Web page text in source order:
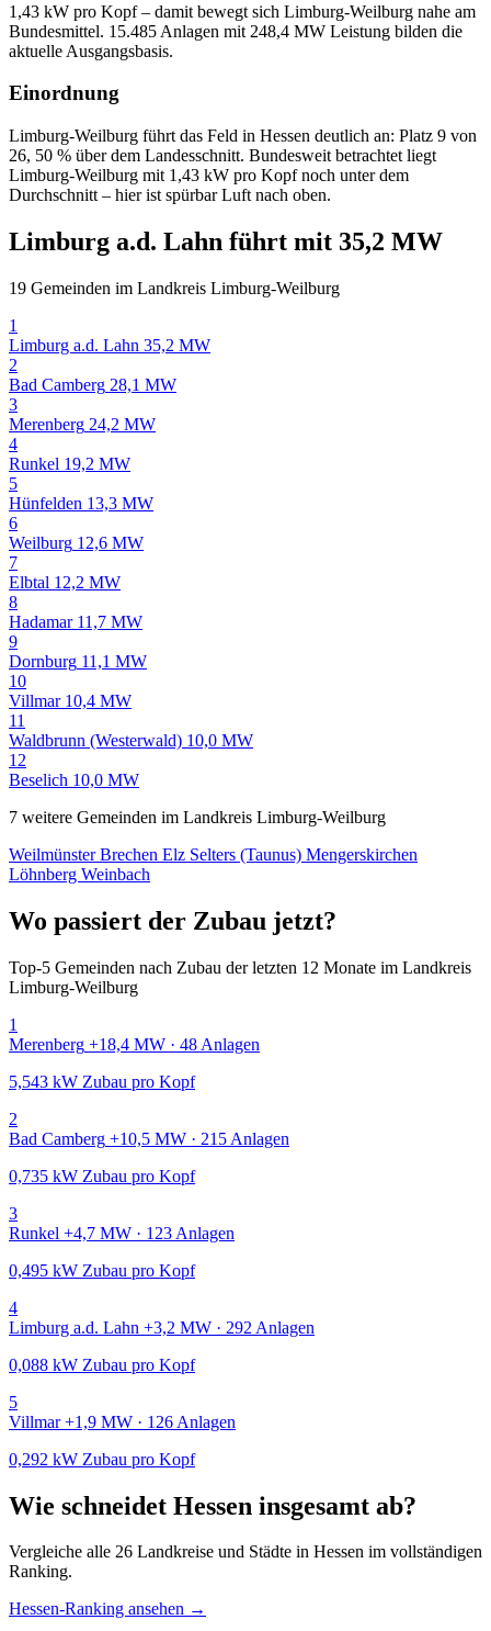
1,43 kW pro Kopf – damit bewegt sich Limburg-Weilburg nahe am
Bundesmittel. 15.485 Anlagen mit 248,4 MW Leistung bilden die
aktuelle Ausgangsbasis.
Einordnung
Limburg-Weilburg führt das Feld in Hessen deutlich an: Platz 9 von
26, 50 % über dem Landesschnitt. Bundesweit betrachtet liegt
Limburg-Weilburg mit 1,43 kW pro Kopf noch unter dem
Durchschnitt – hier ist spürbar Luft nach oben.
Limburg a.d. Lahn führt mit 35,2 MW
19 Gemeinden im Landkreis Limburg-Weilburg
1
Limburg a.d. Lahn 35,2 MW
2
Bad Camberg 28,1 MW
3
Merenberg 24,2 MW
4
Runkel 19,2 MW
5
Hünfelden 13,3 MW
6
Weilburg 12,6 MW
7
Elbtal 12,2 MW
8
Hadamar 11,7 MW
9
Dornburg 11,1 MW
10
Villmar 10,4 MW
11
Waldbrunn (Westerwald) 10,0 MW
12
Beselich 10,0 MW
7 weitere Gemeinden im Landkreis Limburg-Weilburg
WeilmünsterBrechen Elz Selters (Taunus) Mengerskirchen
Löhnberg Weinbach
Wo passiert der Zubau jetzt?
Top-5 Gemeinden nach Zubau der letzten 12 Monate im Landkreis
Limburg-Weilburg
1
Merenberg +18,4 MW · 48 Anlagen
5,543 kW Zubau pro Kopf
2
Bad Camberg +10,5 MW · 215 Anlagen
0,735 kW Zubau pro Kopf
3
Runkel +4,7 MW · 123 Anlagen
0,495 kW Zubau pro Kopf
4
Limburg a.d. Lahn +3,2 MW · 292 Anlagen
0,088 kW Zubau pro Kopf
5
Villmar +1,9 MW · 126 Anlagen
0,292 kW Zubau pro Kopf
Wie schneidet Hessen insgesamt ab?
Vergleiche alle 26 Landkreise und Städte in Hessen im vollständigen
Ranking.
Hessen-Ranking ansehen →